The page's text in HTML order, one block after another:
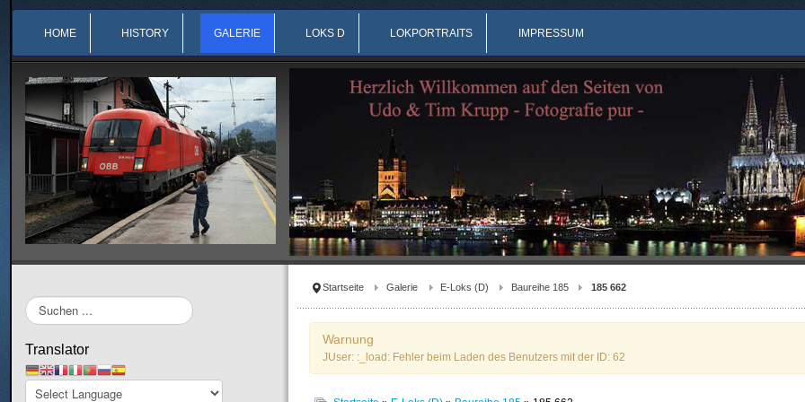
HOME HISTORY GALERIE LOKS D LOKPORTRAITS IMPRESSUM
Startseite Galerie E-Loks (D) Baureihe 185 185 662
Warnung
JUser: :_load: Fehler beim Laden des Benutzers mit der ID: 62
Suchen
...
Translator